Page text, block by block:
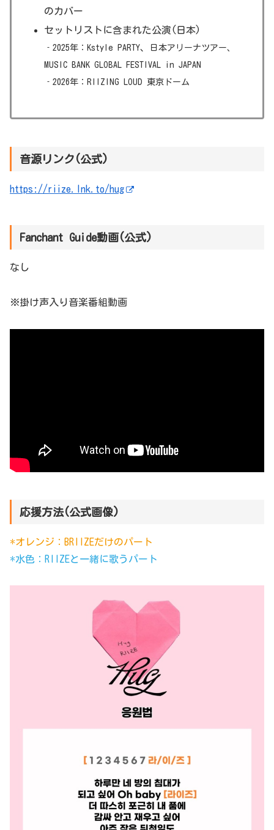
のカバー
セットリストに含まれた公演(日本)
‐2025年：Kstyle PARTY、
日本アリーナツアー、
MUSIC BANK GLOBAL FESTIVAL in JAPAN
‐2026年：RIIZING LOUD 東京ドーム
音源リンク(公式)
https://riize.lnk.to/hug
Fanchant Guide動画(公式)
なし
※掛け声入り音楽番組動画
応援方法(公式画像)
*オレンジ：BRIIZEだけのパート
*水色：RIIZEと一緒に歌うパート